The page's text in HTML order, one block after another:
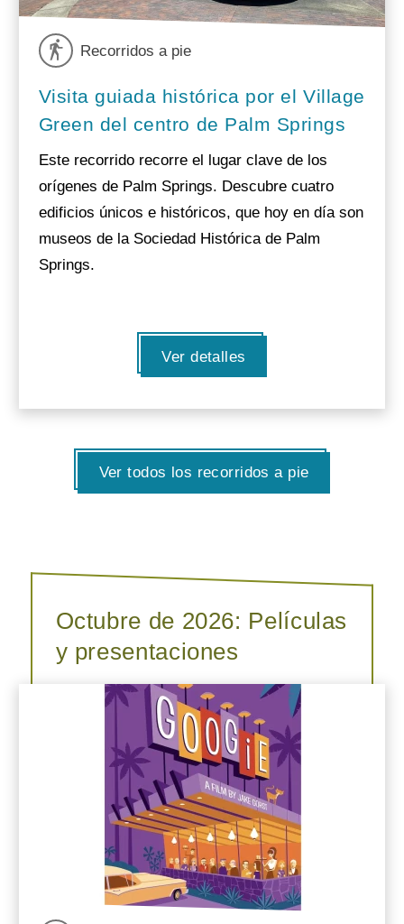
Recorridos a pie
Visita guiada histórica por el Village
Green del centro de Palm Springs
Este recorrido recorre el lugar clave de los
orígenes de Palm Springs. Descubre cuatro
edificios únicos e históricos, que hoy en día son
museos de la Sociedad Histórica de Palm
Springs.
Ver detalles
Ver todos los recorridos a pie
Octubre de 2026: Películas
y presentaciones